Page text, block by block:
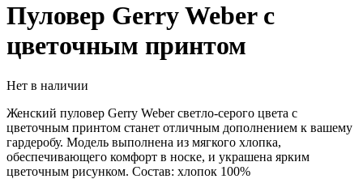
Пуловер Gerry Weber с
цветочным принтом
Нет в наличии
Женский пуловер Gerry Weber светло-серого цвета с
цветочным принтом станет отличным дополнением к вашему
гардеробу. Модель выполнена из мягкого хлопка,
обеспечивающего комфорт в носке, и украшена ярким
цветочным рисунком. Состав: хлопок 100%